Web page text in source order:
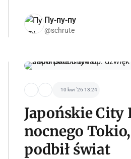
Пу-пу-пу
@schrute
10 kwi '26 13:24
Japońskie City
nocnego
podbił świat